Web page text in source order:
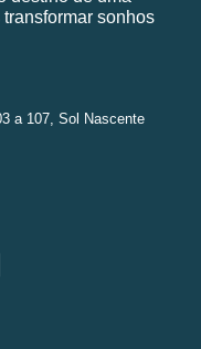
sonhos
a 107, Sol Nascente